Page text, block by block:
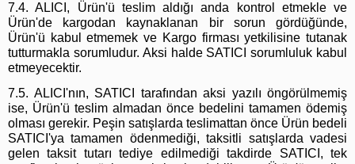
7.4. ALICI, Ürün'ü teslim aldığı anda kontrol etmekle ve
Ürün'de kargodan kaynaklanan bir sorun gördüğünde,
Ürün'ü kabul etmemek ve Kargo firması yetkilisine tutanak
tutturmakla sorumludur. Aksi halde SATICI sorumluluk kabul
etmeyecektir.
7.5. ALICI'nın, SATICI tarafından aksi yazılı öngörülmemiş
ise, Ürün'ü teslim almadan önce bedelini tamamen ödemiş
olması gerekir. Peşin satışlarda teslimattan önce Ürün bedeli
SATICI'ya tamamen ödenmediği, taksitli satışlarda vadesi
gelen taksit tutarı tediye edilmediği takdirde SATICI, tek